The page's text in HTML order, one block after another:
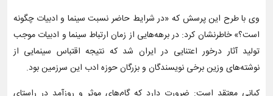
وی با طرح این پرسش که «در شرایط حاضر نسبت سینما و ادبیات چگونه
است؟» خاطرنشان کرد: در برهه‌هایی از زمان ارتباط سینما و ادبیات موجب
تولید آثار درخور اعتنایی در ایران شد که نتیجه اقتباس سینمایی از
نوشته‌های وزین برخی نویسندگان و بزرگان حوزه ادب این سرزمین بود.